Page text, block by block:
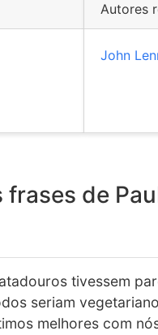
Autores
John
frases de
tivessem
seriam
melhores com